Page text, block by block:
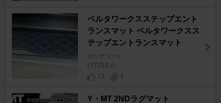
ベルタワークスステップエント
ランスマット ベルタワークスス
テップエントランスマット
セレナ
c7725さん
13
1
Y・MT 2NDラグマット